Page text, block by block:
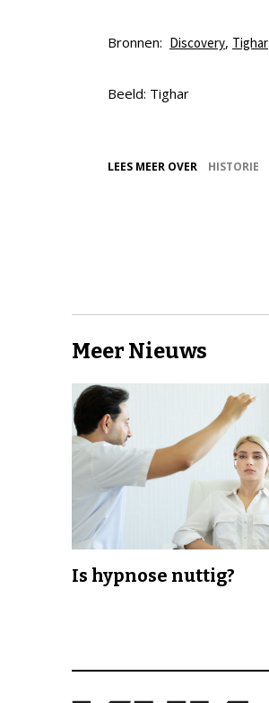
Bronnen: Discovery, Tighar
Beeld: Tighar
LEES MEER OVER HISTORIE
Meer Nieuws
Is hypnose nuttig?